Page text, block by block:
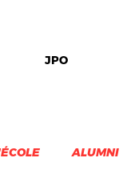
JPO
ALUMNI